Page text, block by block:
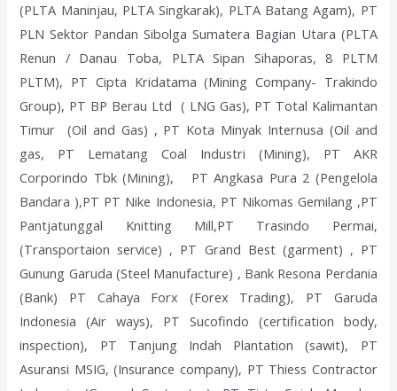
(PLTA Maninjau, PLTA Singkarak), PLTA Batang Agam), PT
PLN Sektor Pandan Sibolga Sumatera Bagian Utara (PLTA
Renun / Danau Toba, PLTA Sipan Sihaporas, 8 PLTM
PLTM), PT Cipta Kridatama (Mining Company- Trakindo
Group), PT BP Berau Ltd ( LNG Gas), PT Total Kalimantan
Timur (Oil and Gas) , PT Kota Minyak Internusa (Oil and
gas, PT Lematang Coal Industri (Mining), PT AKR
Corporindo Tbk (Mining), PT Angkasa Pura 2 (Pengelola
Bandara ),PT PT Nike Indonesia, PT Nikomas Gemilang ,PT
Pantjatunggal Knitting Mill,PT Trasindo Permai,
(Transportaion service) , PT Grand Best (garment) , PT
Gunung Garuda (Steel Manufacture) , Bank Resona Perdania
(Bank) PT Cahaya Forx (Forex Trading), PT Garuda
Indonesia (Air ways), PT Sucofindo (certification body,
inspection), PT Tanjung Indah Plantation (sawit), PT
Asuransi MSIG, (Insurance company), PT Thiess Contractor